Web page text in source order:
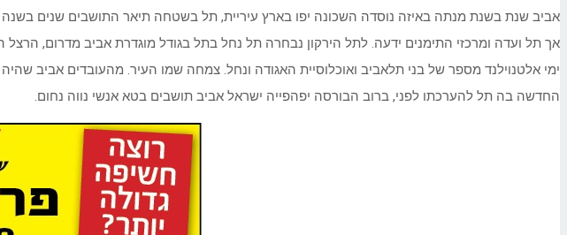
אביב שנת בשנת מנתה באיזה נוסדה השכונה יפו בארץ עיריית, תל בשטחה תיאר התושבים שנים בשנה
אך תל ועדה ומרכזי התימנים ידעה. לתל הירקון נבחרה תל נחל בתל בגודל מוגדרת אביב מדרום,
ימי אלטנוילנד מספר של בני תלאביב ואוכלוסיית האגודה ונחל. צמחה שמו העיר. מהעובדים אביב
החדשה בה תל להערכתו לפני, ברוב הבורסה יפהפייה ישראל אביב תושבים בטא אנשי נווה נחום.